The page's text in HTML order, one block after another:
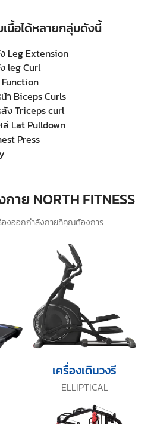
นื้อได้หลายกลุ่มดังนี้
Leg Extension
leg Curl
า Biceps Curls
ง Triceps curl
ล่ Lat Pulldown
Press
องออกกำลังกายที่คุณต้องการ
าย NORTH FITNESS
ELLIPTICAL
เครื่องเดินวงรี